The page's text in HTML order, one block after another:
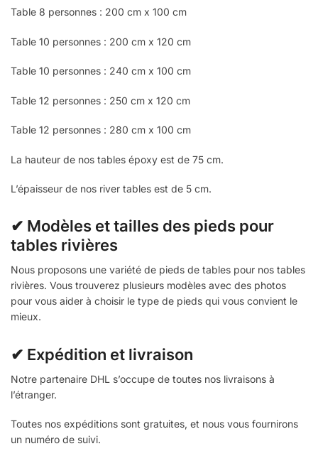
Table 8 personnes : 200 cm x 100 cm
Table 10 personnes : 200 cm x 120 cm
Table 10 personnes : 240 cm x 100 cm
Table 12 personnes : 250 cm x 120 cm
Table 12 personnes : 280 cm x 100 cm
La hauteur de nos tables époxy est de 75 cm.
L’épaisseur de nos river tables est de 5 cm.
✔ Modèles et tailles des pieds pour
tables rivières
Nous proposons une variété de pieds de tables pour nos tables
rivières. Vous trouverez plusieurs modèles avec des photos
pour vous aider à choisir le type de pieds qui vous convient le
mieux.
✔ Expédition et livraison
Notre partenaire DHL s’occupe de toutes nos livraisons à
l’étranger.
Toutes nos expéditions sont gratuites, et nous vous fournirons
un numéro de suivi.